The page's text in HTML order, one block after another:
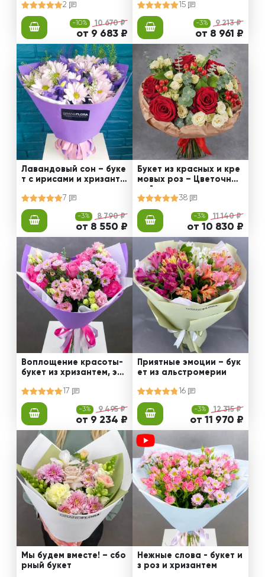
2
-10% 10 670 ₽
от 9 683 ₽
15
-3% 9 213 ₽
от 8 961 ₽
Лавандовый сон – буке
т с ирисами и хризанте
7
-3% 8 790 ₽
от 8 550 ₽
Букет из красных и кре
мовых роз – Цветочный
38
-3% 11 140 ₽
от 10 830 ₽
Воплощение красоты-
букет из хризантем, эус
17
-3% 9 495 ₽
от 9 234 ₽
Приятные эмоции – бук
ет из альстромерии
16
-3% 12 315 ₽
от 11 970 ₽
Мы будем вместе! – сбо
рный букет
Нежные слова - букет и
з роз и хризантем